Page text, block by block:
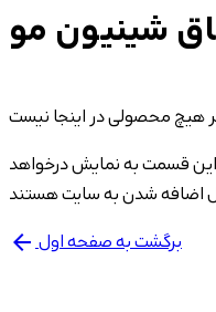
شینیون مو
هیچ محصولی در اینجا نیست
قسمت به نمایش درخواهد
arrow_back برگشت به صفحه اول